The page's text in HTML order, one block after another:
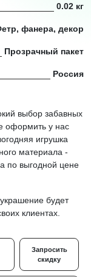
0.02 кг
фанера, декор
Прозрачный пакет
Россия
выбор забавных
оформить у нас
игрушка
материала -
по выгодной цене
будет
клиентах.
Запросить
скидку